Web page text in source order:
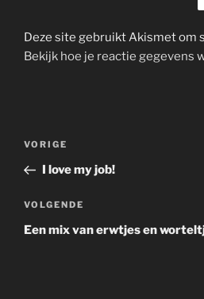
Deze site gebruikt Akismet om
Bekijk hoe je reactie gegevens
Bericht
Vorig
bericht
VORIGE
I love my job!
Volgend
bericht
VOLGENDE
Een mix van erwtjes en